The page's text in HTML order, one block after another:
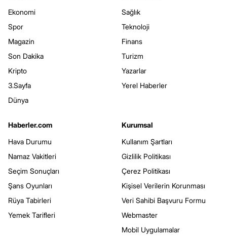
Ekonomi
Spor
Magazin
Son Dakika
Kripto
3.Sayfa
Dünya
Sağlık
Teknoloji
Finans
Turizm
Yazarlar
Yerel Haberler
Haberler.com
Hava Durumu
Namaz Vakitleri
Seçim Sonuçları
Şans Oyunları
Rüya Tabirleri
Yemek Tarifleri
Kurumsal
Kullanım Şartları
Gizlilik Politikası
Çerez Politikası
Kişisel Verilerin Korunması
Veri Sahibi Başvuru Formu
Webmaster
Mobil Uygulamalar